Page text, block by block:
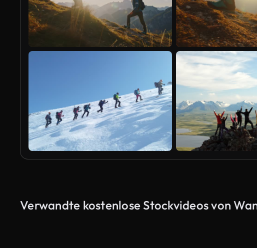
Verwandte kostenlose Stockvideos von